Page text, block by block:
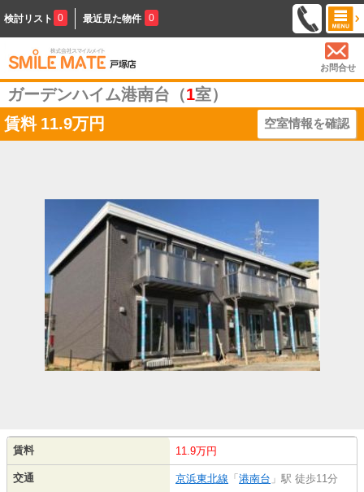
検討リスト 0 最近見た物件 0
お問合せ
ガーデンハイム港南台（1室）
賃料 11.9万円 空室情報を確認
賃料 11.9万円
交通 京浜東北線 「 港南台 」駅 徒歩11分